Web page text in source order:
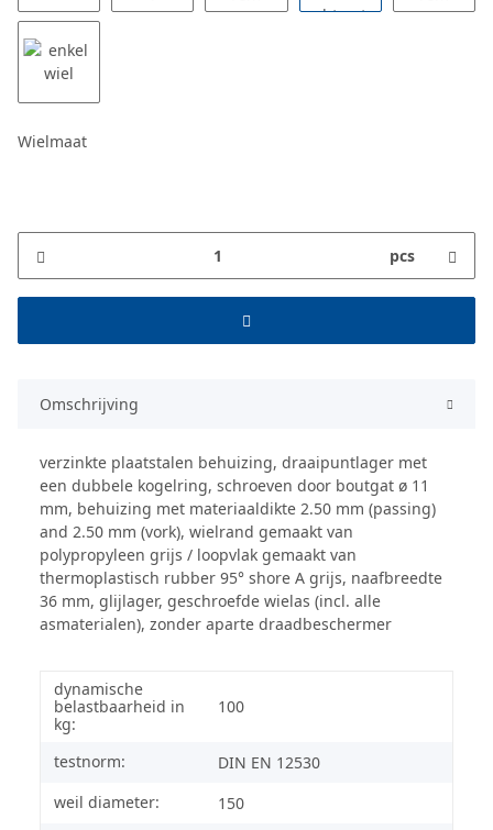
Wielmaat
pcs
Omschrijving
verzinkte plaatstalen behuizing, draaipuntlager met
een dubbele kogelring, schroeven door boutgat ø 11
mm, behuizing met materiaaldikte 2.50 mm (passing)
and 2.50 mm (vork), wielrand gemaakt van
polypropyleen grijs / loopvlak gemaakt van
thermoplastisch rubber 95° shore A grijs, naafbreedte
36 mm, glijlager, geschroefde wielas (incl. alle
asmaterialen), zonder aparte draadbeschermer
dynamische
belastbaarheid in
kg:
100
testnorm:
DIN EN 12530
weil diameter:
150